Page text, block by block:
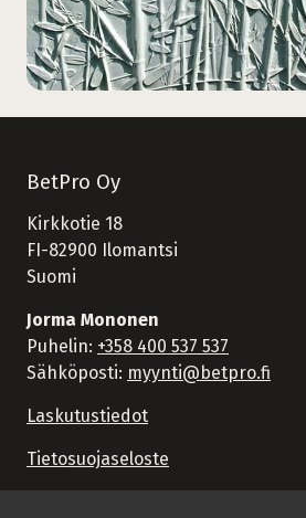
BetPro Oy
Kirkkotie 18
FI-82900 Ilomantsi
Suomi
Jorma Mononen
Puhelin: +358 400 537 537
Sähköposti: myynti@betpro.fi
Laskutustiedot
Tietosuojaseloste